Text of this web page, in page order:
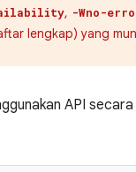
, -Wno-
lengkap) yang
API